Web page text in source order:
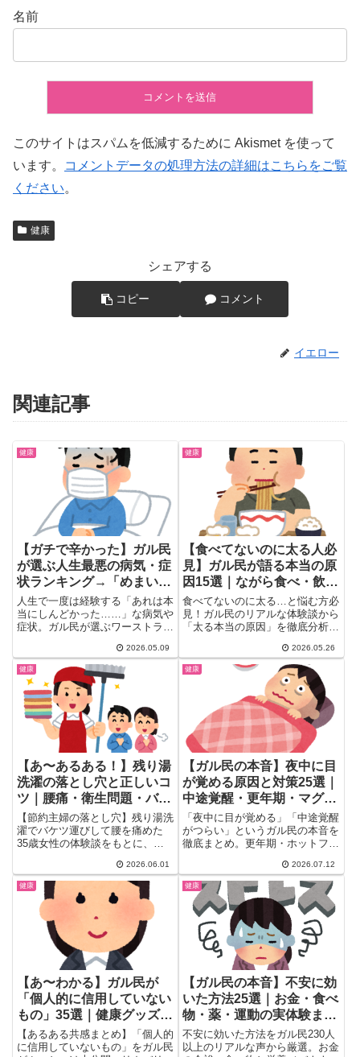
名前
このサイトはスパムを低減するために Akismet を使って
います。
コメントデータの処理方法の詳細はこちらをご覧
ください。
健康
シェアする
コピー コメント
イエロー
関連記事
健康
【ガチで辛かった】ガル民
が選ぶ人生最悪の病気・症
状ランキング→「めまい」
「つわり」「尿管結石」
人生で一度は経験する「あれは本
当にしんどかった……」な病気や
症状。ガル民が選ぶワーストラン
2026.05.09
健康
【食べてないのに太る人必
見】ガル民が語る本当の原
因15選｜ながら食べ・飲み
物カロリー・間食のノーカ
ン問題
食べてないのに太る…と悩む方必
見！ガル民のリアルな体験談から
「太る本当の原因」を徹底分析。
ー・間食ノーカン理論・飢餓スイ
ッチまで15パターンを紹介。甘
いラテをやめただけで4ヶ月4キ
ロ減の成功体験も掲載。
2026.05.26
健康
【あ〜あるある！】残り湯
洗濯の落とし穴と正しいコ
ツ｜腰痛・衛生問題・バス
ポンプ活用法をガル民25人
が本音まとめ
【節約主婦の落とし穴】残り湯洗
濯でバケツ運びして腰を痛めた
35歳女性の体験談をもとに、バ
540円の節約効果・エアコン節約
との比較まで、ガル民20人のリ
アルな本音を一気にまとめ。
30〜50代主婦必見。
2026.06.01
健康
【ガル民の本音】夜中に目
が覚める原因と対策25選｜
中途覚醒・更年期・マグネ
シウムまで徹底まとめ
「夜中に目が覚める」「中途覚醒
がつらい」というガル民の本音を
徹底まとめ。更年期・ホットフラ
漢方薬などの対策、スマホ習慣が
招く悪循環まで、40代・50代女
性のリアルな体験談から原因と改
善のヒントをたっぷり紹介しま
す。
2026.07.12
健康
【あ〜わかる】ガル民が
「個人的に信用していない
もの」35選｜健康グッズ・
メディア・あの言葉まで本
音炸裂
【あるある共感まとめ】「個人的
に信用していないもの」をガル民
健康
【ガル民の本音】不安に効
いた方法25選｜お金・食べ
物・薬・運動の実体験まと
め
不安に効いた方法をガル民230人
以上のリアルな声から厳選。お金